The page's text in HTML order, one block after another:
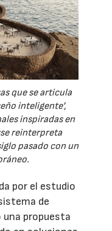
que se articula
inteligente',
inspiradas en
reinterpreta
pasado con un
por el estudio
de
una propuesta